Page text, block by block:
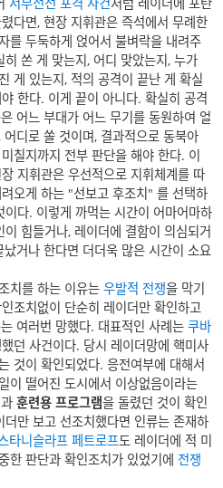
다면, 현장 지휘관은 즉석에서 무례한
를 두둑하게 얹어서 불벼락을 내려주
쏜 게 맞는지, 어디 맞았는지, 누가
게 있는지, 적의 공격이 끝난 게 확실
한다. 이게 끝이 아니다. 확실히 공격
어느 부대가 어느 무기를 동원하여 얼
디로 쏠 것이며, 결과적으로 동북아
칠지까지 전부 판단을 해야 한다. 이
지휘관은 우선적으로 지휘체계를 따
오게 하는 "선보고 후조치" 를 선택하
이다. 이렇게 까먹는 시간이 어마어마하
힘들거나, 레이더에 결함이 의심되거
거나 한다면 더더욱 많은 시간이 소요
치를 하는 이유는우발적 전쟁을 막기
조치없이 단순히 레이더만 확인하고
여러번 망했다. 대표적인 사례는쿠바
던 사건이다. 당시 레이더망에 핵미사
것이 확인되었다. 응전여부에 대해서
이 떨어진 도시에서 이상없음이라는
과훈련용 프로그램을 돌렸던 것이 확인
만 보고 선조치했다면 인류는 존재하
타니슬라프 페트로프도 레이더에 적 미
한 판단과 확인조치가 있었기에 전쟁